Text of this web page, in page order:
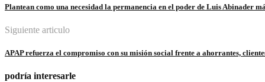
Plantean como una necesidad la permanencia en el poder de Luis Abinader
Siguiente articulo
APAP refuerza el compromiso con su misión social frente a ahorrantes,
podría interesarle